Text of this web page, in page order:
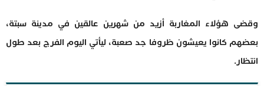
وقضى هؤلاء المغاربة أزيد من شهرين عالقين في مدينة سبتة،
بعضهم كانوا يعيشون ظروفا جد صعبة، ليأتي اليوم الفرج بعد طول
انتظار.